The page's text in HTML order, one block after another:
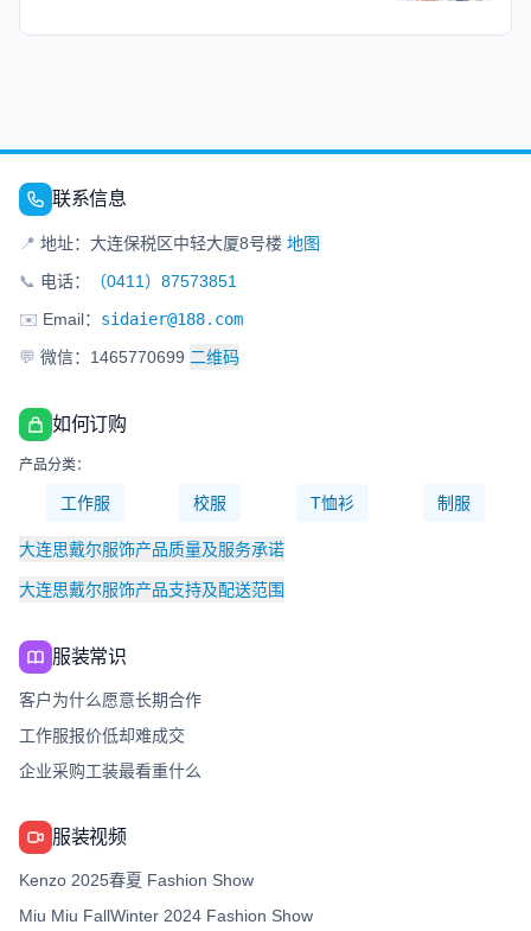
联系信息
📍 地址：大连保税区中轻大厦8号楼 地图
📞 电话：
（0411）87573851
✉️ Email： sidaier@188.com
💬 微信：1465770699 二维码
如何订购
产品分类：
工作服 校服 T恤衫 制服
大连思戴尔服饰产品质量及服务承诺
大连思戴尔服饰产品支持及配送范围
服装常识
客户为什么愿意长期合作
工作服报价低却难成交
企业采购工装最看重什么
服装视频
Kenzo 2025春夏 Fashion Show
Miu Miu FallWinter 2024 Fashion Show